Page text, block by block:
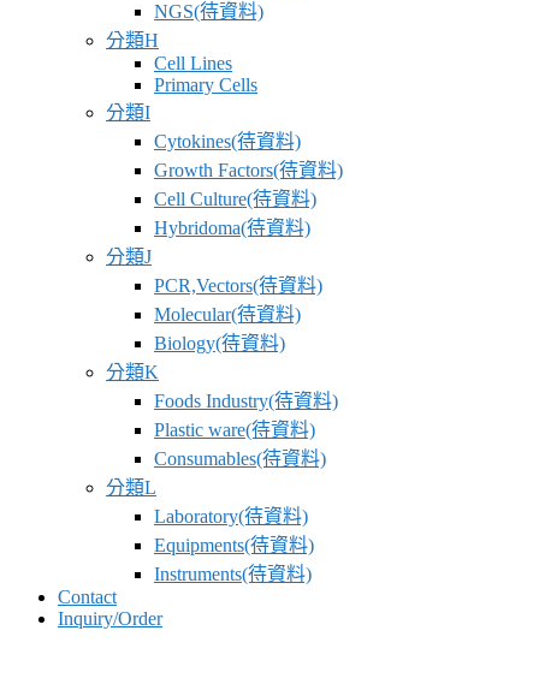
NGS(待資料)
分類H
Cell Lines
Primary Cells
分類I
Cytokines(待資料)
Growth Factors(待資料)
Cell Culture(待資料)
Hybridoma(待資料)
分類J
PCR,Vectors(待資料)
Molecular(待資料)
Biology(待資料)
分類K
Foods Industry(待資料)
Plastic ware(待資料)
Consumables(待資料)
分類L
Laboratory(待資料)
Equipments(待資料)
Instruments(待資料)
Contact
Inquiry/Order